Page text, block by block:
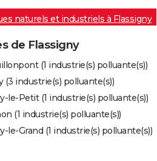
naturels et industriels à Flassigny
de Flassigny
(1 industrie(s) polluante(s))
(3 industrie(s) polluante(s))
le-Petit (1 industrie(s) polluante(s))
(1 industrie(s) polluante(s))
le-Grand (1 industrie(s) polluante(s))